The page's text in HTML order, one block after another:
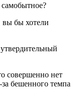
вы бы хотели
совершенно нет
бешенного темпа